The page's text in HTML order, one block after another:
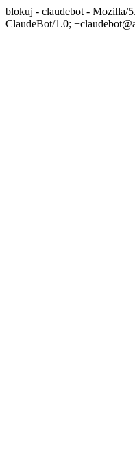
blokuj - claudebot - Mozilla/
ClaudeBot/1.0;